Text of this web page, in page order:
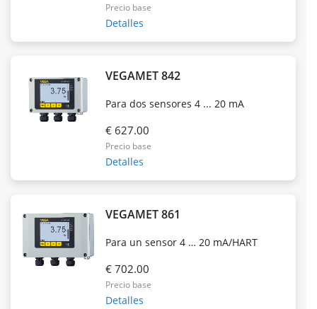
Precio base
Detalles
VEGAMET 842
Para dos sensores 4 ... 20 mA
€ 627.00
Precio base
Detalles
VEGAMET 861
Para un sensor 4 … 20 mA/HART
€ 702.00
Precio base
Detalles